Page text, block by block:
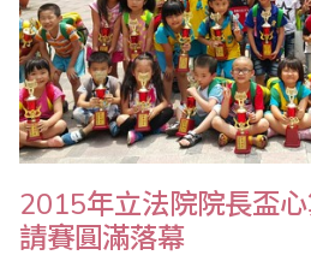
2015年立法院院長盃
請賽圓滿落幕